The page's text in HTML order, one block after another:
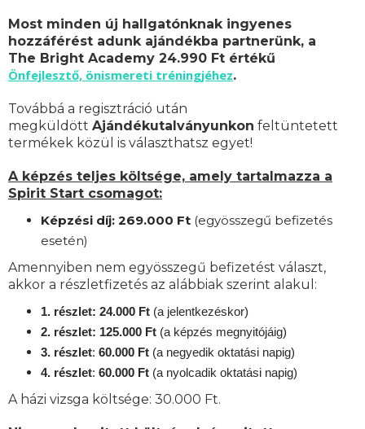
Most minden új hallgatónknak ingyenes
hozzáférést adunk ajándékba partnerünk, a
The Bright Academy 24.990 Ft értékű
Önfejlesztő, önismereti tréningjéhez.
Továbbá a regisztráció után
megküldött Ajándékutalványunkon feltüntetett
termékek közül is választhatsz egyet!
A képzés teljes költsége, amely tartalmazza a
Spirit Start csomagot:
Képzési díj: 269.000 Ft (egyösszegű befizetés
esetén)
Amennyiben nem egyösszegű befizetést választ,
akkor a részletfizetés az alábbiak szerint alakul:
1. részlet: 24.000 Ft (a jelentkezéskor)
2. részlet: 125.000 Ft (a képzés megnyitójáig)
3. részlet: 60.000 Ft (a negyedik oktatási napig)
4. részlet: 60.000 Ft (a nyolcadik oktatási napig)
A házi vizsga költsége: 30.000 Ft.